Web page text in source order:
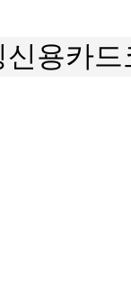
용카